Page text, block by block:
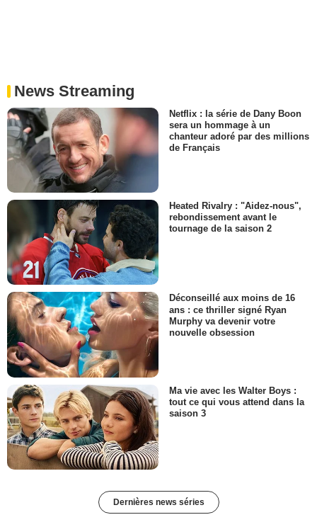
News Streaming
Netflix : la série de Dany Boon
sera un hommage à un
chanteur adoré par des millions
de Français
Heated Rivalry : "Aidez-nous",
rebondissement avant le
tournage de la saison 2
Déconseillé aux moins de 16
ans : ce thriller signé Ryan
Murphy va devenir votre
nouvelle obsession
Ma vie avec les Walter Boys :
tout ce qui vous attend dans la
saison 3
Dernières news séries